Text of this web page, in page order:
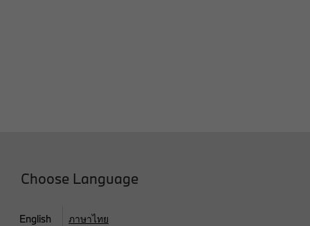
Choose Language
English ภาษาไทย